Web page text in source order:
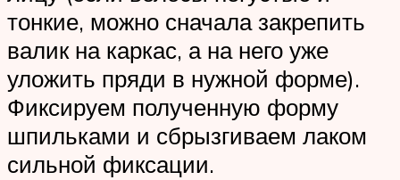
тонкие, можно сначала закрепить
валик на каркас, а на него уже
уложить пряди в нужной форме).
Фиксируем полученную форму
шпильками и сбрызгиваем лаком
сильной фиксации.